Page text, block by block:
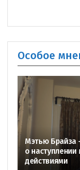
Особое
Мэтью Брайза
о
действиями